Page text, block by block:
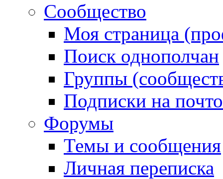
Сообщество
Моя страница
Поиск однополчан
Группы
Подписки на
Форумы
Темы и сообщения
Личная переписка